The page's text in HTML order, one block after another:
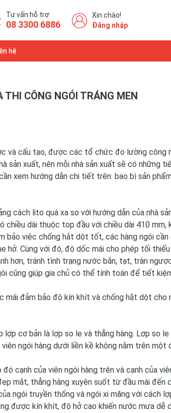
Tư vấn hỗ trợ
08 3300 6886
Xin chào!
Đăng nhập
hệ
THI CÔNG NGÓI TRÁNG MEN
và cấu tạo, được các tổ chức đo lường công
sản xuất, nên mỗi nhà sản xuất sẽ có những
xem hướng dẫn chi tiết trên: bao bì sản
cách lito quá xa so với hướng dẫn của nhà
chiều dài thuộc top đầu với chiều dài 410 mm,
bảo việc chống hắt dột tốt, các hàng ngói
hở. Cùng với đó, độ dốc mái cho phép tối
hơn, tránh tình trạng nước bắn, tạt, tràn
cũng giúp gia chủ có thể tính toán để tiết
đảm bảo độ kín khít và chống hắt dột cho
cơ bản là lợp so le và thẳng hàng. Lợp so
viên ngói hàng dưới liền kề không nằm trên
cạnh của viên ngói hàng trên và cạnh của
mắt, thẳng hàng xuyên suốt từ đầu mái đến
ngói truyền thống và ngói xi măng với cách
được kín khít, độ hở cao khiến nước mưa dễ